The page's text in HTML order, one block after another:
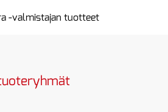
-valmistajan tuotteet